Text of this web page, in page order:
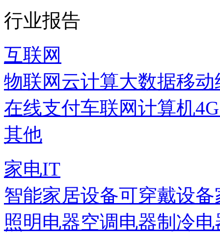
行业报告
互联网
物联网 云计算大数据移动
在线支付车联网计算机
其他
家电IT
智能家居设备可穿戴设备
照明电器空调电器制冷电